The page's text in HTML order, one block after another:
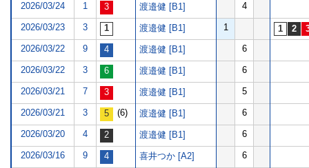
2026/03/24 1 渡邉健 [B1] 4
2026/03/23 3 渡邉健 [B1] 1
2026/03/22 9 渡邉健 [B1] 6
2026/03/22 3 渡邉健 [B1] 6
2026/03/21 7 渡邉健 [B1] 5
2026/03/21 3 (6) 渡邉健 [B1] 6
2026/03/20 4 渡邉健 [B1] 6
2026/03/16 9 喜井つか [A2] 6